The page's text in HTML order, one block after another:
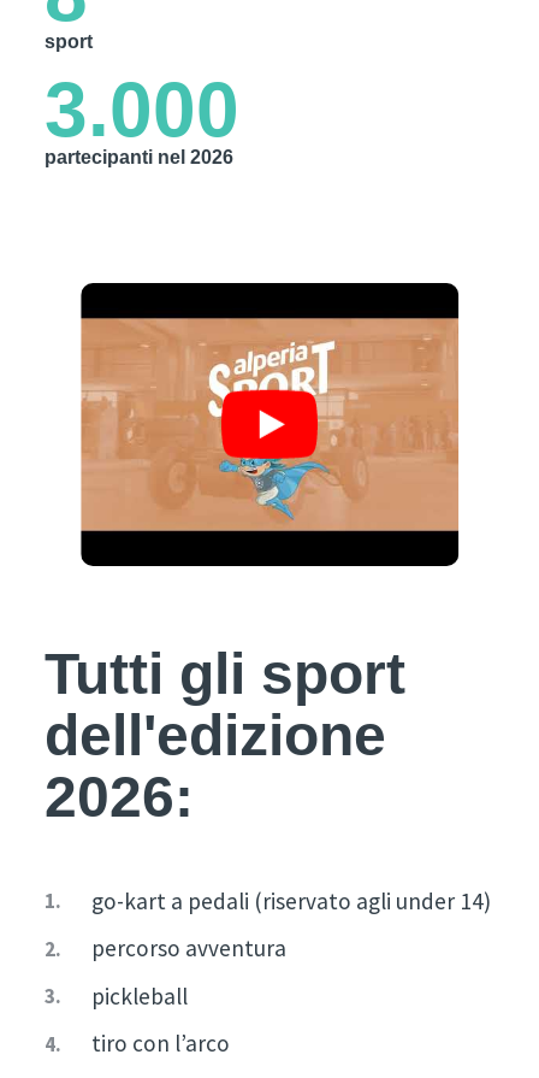
sport
3.000
partecipanti nel 2026
Tutti gli sport
dell'edizione
2026:
go-kart a pedali (riservato agli under 14)
percorso avventura
pickleball
tiro con l’arco